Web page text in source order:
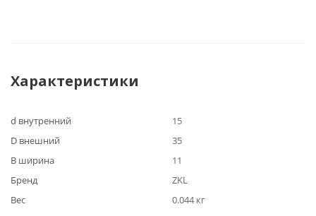
Характеристики
d внутренний
15
D внешний
35
B ширина
11
Бренд
ZKL
Вес
0.044 кг